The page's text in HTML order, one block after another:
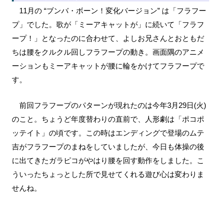
11月の “ブンバ・ボーン！変化バージョン” は「フラフー
プ」でした。歌が「ミーアキャットが」に続いて「フラフ
ープ！」となったのに合わせて、よしお兄さんとおともだ
ちは腰をクルクル回しフラフープの動き。画面隅のアニメ
ーションもミーアキャットが腰に輪をかけてフラフープで
す。
前回フラフープのパターンが現れたのは今年3月29日(火)
のこと。ちょうど年度替わりの直前で、人形劇は「ポコポ
ッテイト」の頃です。この時はエンディングで登場のムテ
吉がフラフープのまねをしていましたが、今日も体操の後
に出てきたガラピコがやはり腰を回す動作をしました。こ
ういったちょっとした所で見せてくれる遊び心は変わりま
せんね。